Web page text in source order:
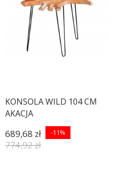
KONSOLA WILD 104 CM
AKACJA
689,68 zł -11%
774,92 zł